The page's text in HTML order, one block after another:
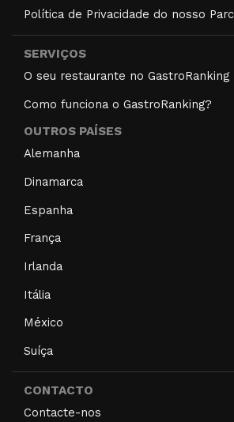
Política de Privacidade do nosso
SERVIÇOS
O seu restaurante no GastroRanking
Como funciona o GastroRanking?
OUTROS PAÍSES
Alemanha
Dinamarca
Espanha
França
Irlanda
Itália
México
Suíça
CONTACTO
Contacte-nos